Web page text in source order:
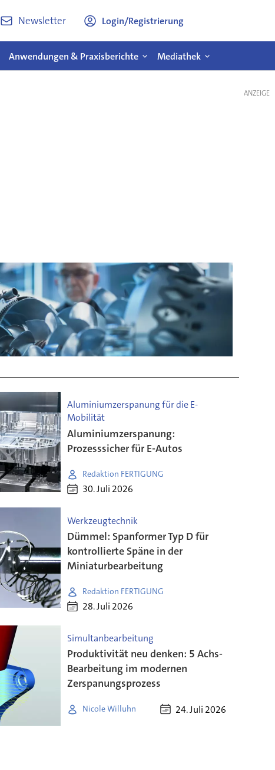
Newsletter Login/Registrierung
Anwendungen & Praxisberichte Mediathek
Aluminiumzerspanung für die E-
Mobilität
Aluminiumzerspanung:
Prozesssicher für E-Autos
Redaktion FERTIGUNG
30. Juli 2026
Werkzeugtechnik
Dümmel: Spanformer Typ D für
kontrollierte Späne in der
Miniaturbearbeitung
Redaktion FERTIGUNG
28. Juli 2026
Simultanbearbeitung
Produktivität neu denken: 5 Achs-
Bearbeitung im modernen
Zerspanungsprozess
Nicole Willuhn 24. Juli 2026
ANZEIGE